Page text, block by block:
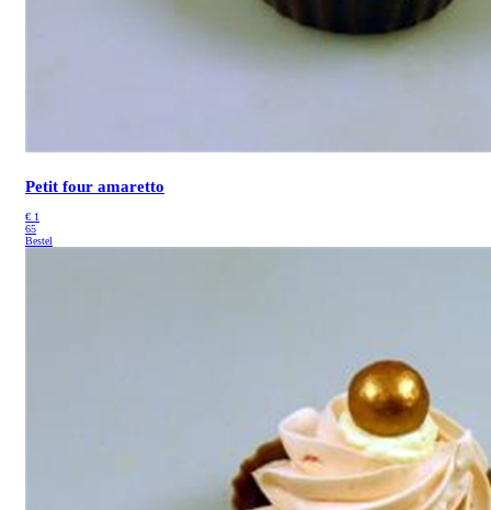
Petit four amaretto
€ 1
65
Bestel